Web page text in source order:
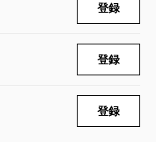
登録
登録
登録